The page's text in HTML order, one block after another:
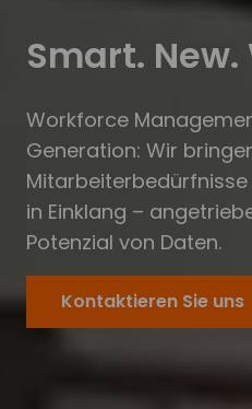
Smart. New.
Workforce
Generation: Wir
in Einklang –
Potenzial von Daten.
Kontaktieren Sie uns